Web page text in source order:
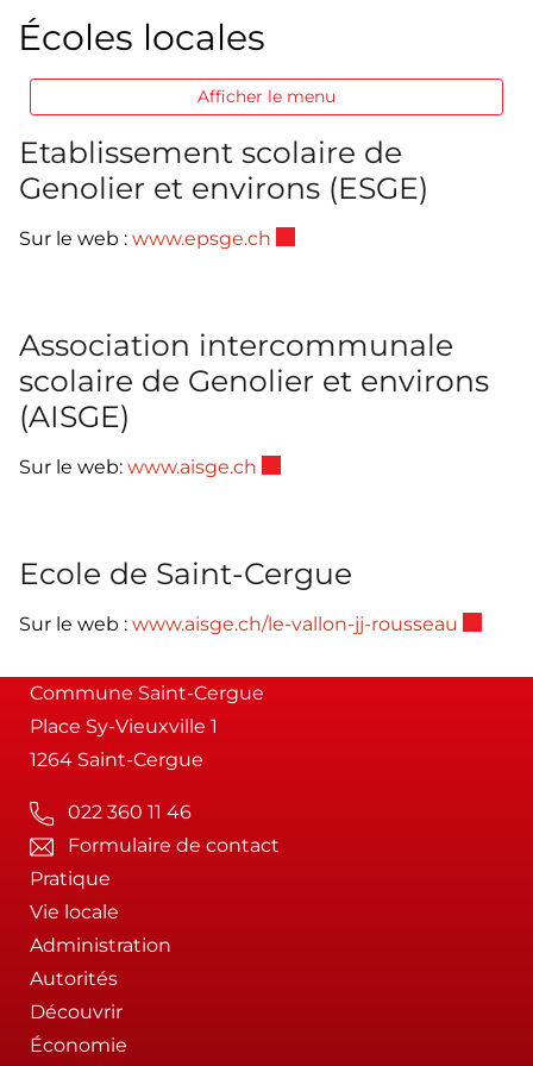
Écoles locales
Afficher le menu
Etablissement scolaire de
Genolier et environs (ESGE)
Sur le web : www.epsge.ch
Association intercommunale
scolaire de Genolier et environs
(AISGE)
Sur le web: www.aisge.ch
Ecole de Saint-Cergue
Sur le web : www.aisge.ch/le-vallon-jj-rousseau
Commune Saint-Cergue
Place Sy-Vieuxville 1
1264 Saint-Cergue
022 360 11 46
Formulaire de contact
Pratique
Vie locale
Administration
Autorités
Découvrir
Économie